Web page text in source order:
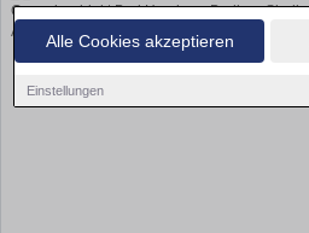
Alle Cookies akzeptieren
Einstellungen